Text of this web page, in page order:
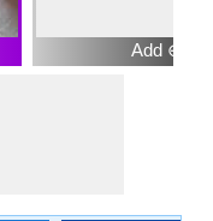
Add ⊕